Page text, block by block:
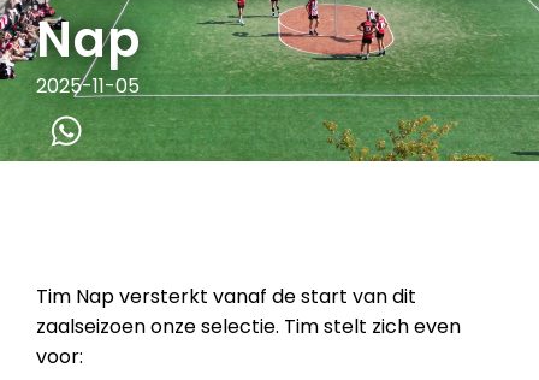
Nap
2025-11-05
Tim Nap versterkt vanaf de start van dit
zaalseizoen onze selectie. Tim stelt zich even
voor: